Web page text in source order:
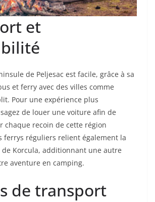
et
de Peljesac est facile, grâce à sa
et ferry avec des villes comme
Pour une expérience plus
de louer une voiture afin de
chaque recoin de cette région
ferrys réguliers relient également la
de Korcula, additionnant une autre
aventure en camping.
de transport